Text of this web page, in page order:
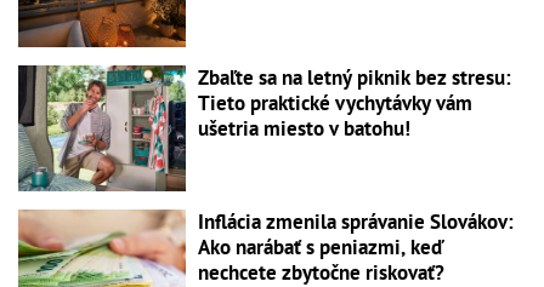
Zbaľte sa na letný piknik bez stresu:
Tieto praktické vychytávky vám
ušetria miesto v batohu!
Inflácia zmenila správanie Slovákov:
Ako narábať s peniazmi, keď
nechcete zbytočne riskovať?